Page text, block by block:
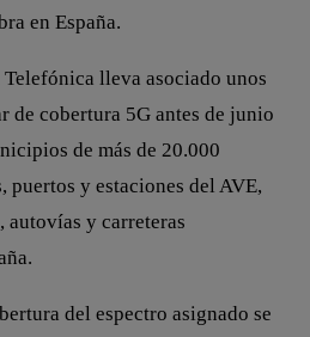
en España.
lleva asociado unos
de cobertura 5G antes de junio
de más de 20.000
puertos y estaciones del AVE,
autovías y carreteras
del espectro asignado se